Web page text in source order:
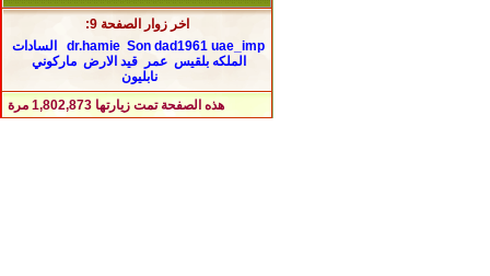
اخر زوار الصفحة 9:
dr.hamie Son dad1961 uae_imp
السادات
الملكه بلقيس عمر قيد الارض ماركوني
نابليون
هذه الصفحة تمت زيارتها 1,802,873 مرة